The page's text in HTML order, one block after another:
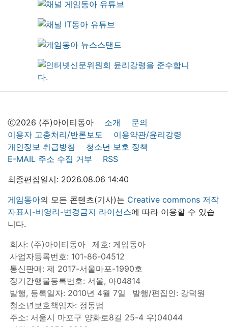
ⓒ2026 (주)아이티동아 소개
문의
이용자 고충처리/반론보도
이용약관/윤리강령
개인정보 취급방침
청소년 보호 정책
E-MAIL 주소 수집 거부
RSS
최종편집일시: 2026.08.06 14:40
게임동아의 모든 콘텐츠(기사)는 Creative commons 저작
자표시-비영리-변경금지 라이선스에 따라 이용할 수 있습
니다.
회사: (주)아이티동아
제호: 게임동아
사업자등록번호: 101-86-04512
통신판매: 제 2017-서울마포-1990호
정기간행물등록번호: 서울, 아04814
발행, 등록일자: 2010년 4월 7일
발행/편집인: 강덕원
청소년보호책임자: 정동범
주소: 서울시 마포구 양화로8길 25-4 우)04044